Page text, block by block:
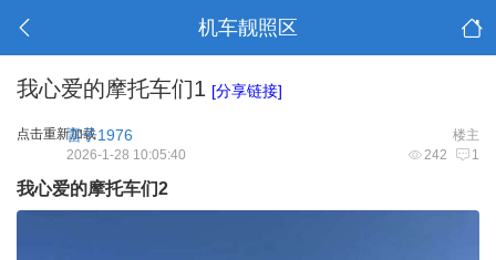
机车靓照区
我心爱的摩托车们1 [分享链接]
点击重新加载 楼主
雷子1976
242 1
2026-1-28 10:05:40
我心爱的摩托车们2